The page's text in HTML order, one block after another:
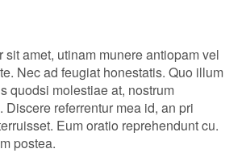
sit amet, utinam munere antiopam vel
Nec ad feugiat honestatis. Quo illum
quodsi molestiae at, nostrum
referrentur mea id, an pri
Eum oratio reprehendunt cu.
postea.